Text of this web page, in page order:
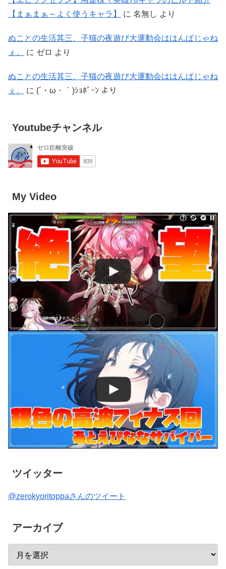
【まぁまぁ～よく使うキャラ】
に 名無し より
ぬことの生活其三、子猫の夜遊び大運動会ははんぱじゃね
ぇ。
に ゼロ より
ぬことの生活其三、子猫の夜遊び大運動会ははんぱじゃね
ぇ。
に (´・ω・｀)ｼｮﾎﾞｰﾝ より
Youtubeチャンネル
My Video
ツイッター
@zerokyoritoppaさんのツイート
アーカイブ